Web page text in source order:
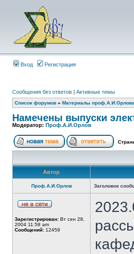
Вход Регистрация
Сообщения без ответов | Активные темы
Список форумов » Материалы проф.А.И.Орлова
Намечены выпуски
Модератор: Проф.А.И.Орлов
Автор
Проф.А.И.Орлов Заголовок
Зарегистрирован: Вт сен 28,
2004 11:58 am
Сообщений: 12459